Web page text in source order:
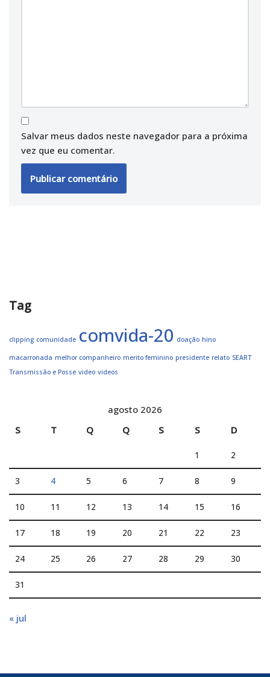
Salvar meus dados neste navegador para a próxima
vez que eu comentar.
Tag
clipping comunidade comvida-20 doação hino
macarronada melhor companheiro merito feminino presidente relato SEART
Transmissão e Posse video videos
agosto 2026
S
T Q Q S S D
1 2
3 4 5 6 7 8 9
10 11 12 13 14 15 16
17 18 19 20 21 22 23
24 25 26 27 28 29 30
31
« jul